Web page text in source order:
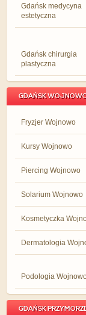
Gdańsk medycyna
estetyczna
Gdańsk chirurgia
plastyczna
GDAŃSK
Fryzjer Wojnowo
Kursy Wojnowo
Piercing Wojnowo
Solarium Wojnowo
Kosmetyczka
Dermatologia
Podologia
GDAŃSK